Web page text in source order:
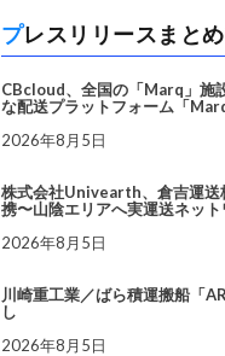
プレスリリースまと
CBcloud、全国の「Marq」施
な配送プラットフォーム「
2026年8月5日
株式会社Univearth、倉吉運送
携〜山陰エリアへ実運送ネッ
2026年8月5日
川崎重工業／ばら積運搬船「
し
2026年8月5日